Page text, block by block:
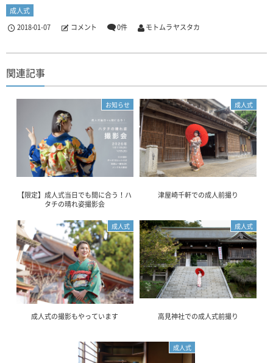
成人式
2018-01-07
コメント 0件 モトムラ ヤスタカ
関連記事
お知らせ
【限定】成人式当日でも間に合う！ハ
タチの晴れ姿撮影会
成人式
津屋崎千軒での成人前撮り
成人式
成人式の撮影もやっています
成人式
高見神社での成人式前撮り
成人式